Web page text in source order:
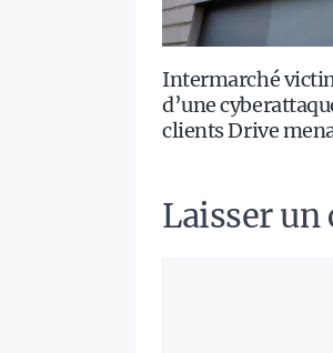
Intermarché
d’une
clients Drive
Laisser